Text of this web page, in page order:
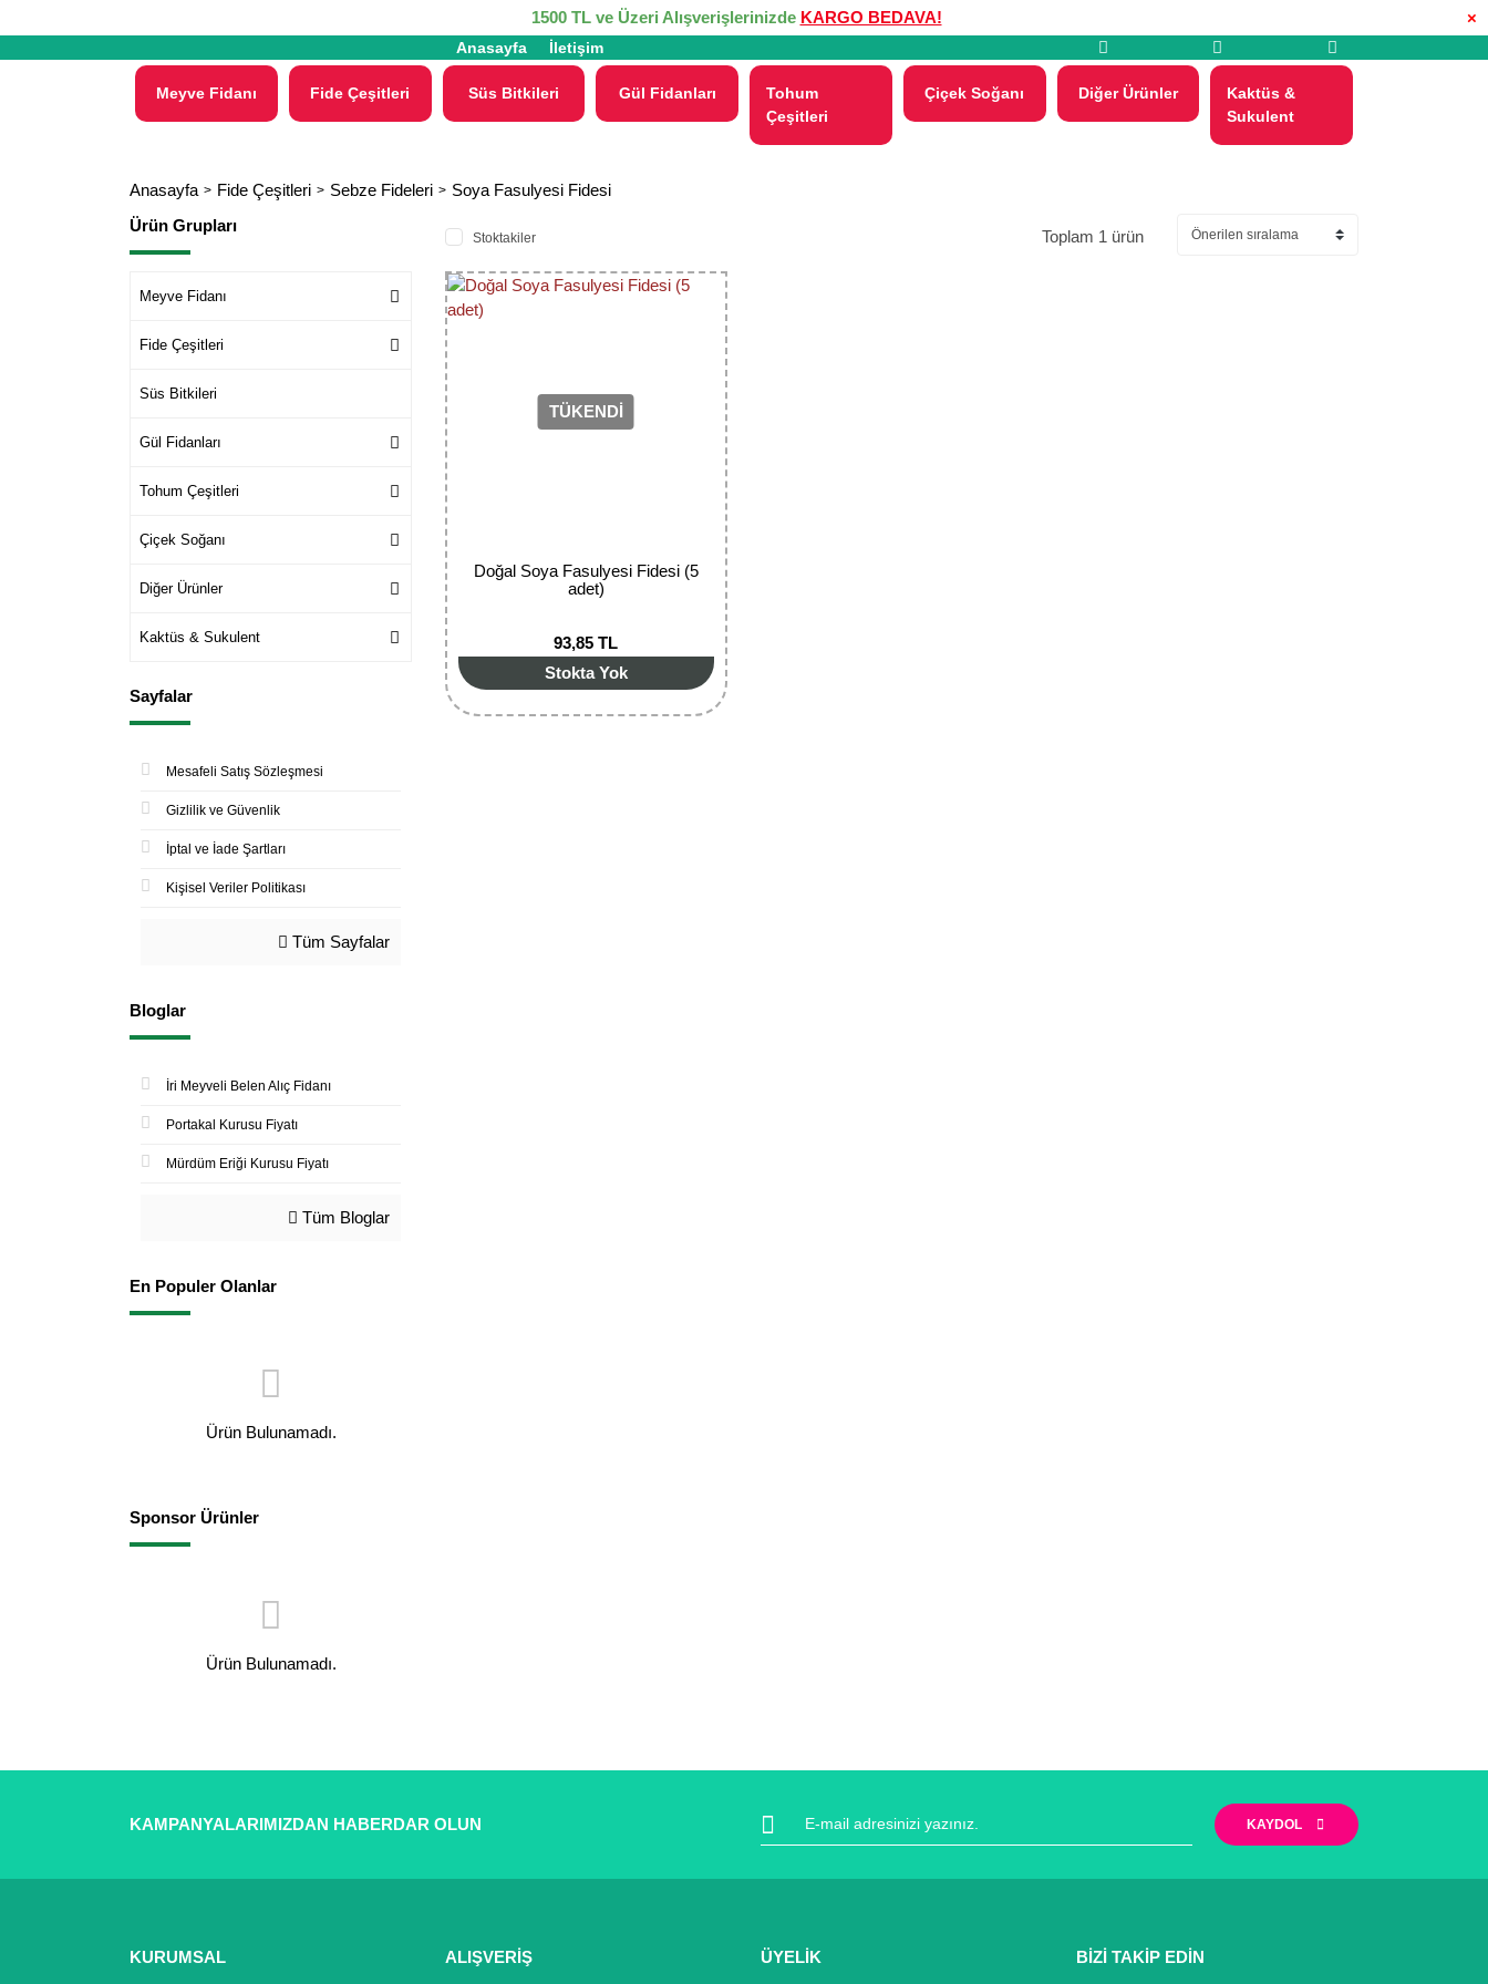
×
1500 TL ve Üzeri Alışverişlerinizde KARGO BEDAVA!
Anasayfa İletişim
Meyve Fidanı Fide Çeşitleri Süs Bitkileri Gül Fidanları
Tohum
Çeşitleri
Çiçek Soğanı Diğer Ürünler
Kaktüs &
Sukulent
Anasayfa Fide Çeşitleri Sebze Fideleri
Soya Fasulyesi Fidesi
Ürün Grupları
Meyve Fidanı
Fide Çeşitleri
Süs Bitkileri
Gül Fidanları
Tohum Çeşitleri
Çiçek Soğanı
Diğer Ürünler
Kaktüs & Sukulent
Sayfalar
Mesafeli Satış Sözleşmesi
Gizlilik ve Güvenlik
İptal ve İade Şartları
Kişisel Veriler Politikası
Tüm Sayfalar
Bloglar
İri Meyveli Belen Alıç Fidanı
Portakal Kurusu Fiyatı
Mürdüm Eriği Kurusu Fiyatı
Tüm Bloglar
En Populer Olanlar
Ürün Bulunamadı.
Sponsor Ürünler
Ürün Bulunamadı.
Stoktakiler Toplam 1 ürün
TÜKENDİ
Doğal Soya Fasulyesi Fidesi (5
adet)
93,85 TL
Stokta Yok
KAMPANYALARIMIZDAN HABERDAR OLUN KAYDOL
KURUMSAL ALIŞVERİŞ ÜYELİK BİZİ TAKİP EDİN